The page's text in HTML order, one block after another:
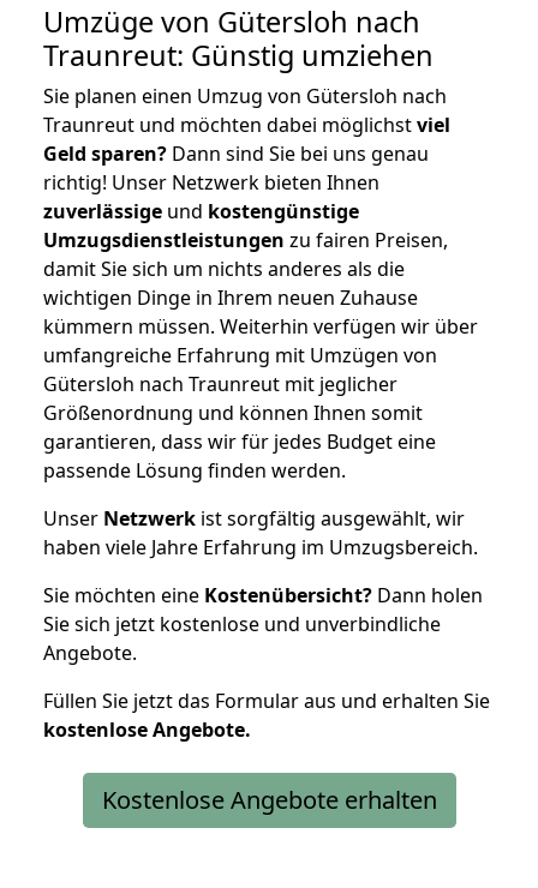
Umzüge von Gütersloh nach
Traunreut: Günstig umziehen
Sie planen einen Umzug von Gütersloh nach
Traunreut und möchten dabei möglichstviel
Geld sparen? Dann sind Sie bei uns genau
richtig! Unser Netzwerk bieten Ihnen
zuverlässige und kostengünstige
Umzugsdienstleistungen zu fairen Preisen,
damit Sie sich um nichts anderes als die
wichtigen Dinge in Ihrem neuen Zuhause
kümmern müssen. Weiterhin verfügen wir über
umfangreiche Erfahrung mit Umzügen von
Gütersloh nach Traunreut mit jeglicher
Größenordnung und können Ihnen somit
garantieren, dass wir für jedes Budget eine
passende Lösung finden werden.
Unser Netzwerk ist sorgfältig ausgewählt, wir
haben viele Jahre Erfahrung im Umzugsbereich.
Sie möchten eine Kostenübersicht? Dann holen
Sie sich jetzt kostenlose und unverbindliche
Angebote.
Füllen Sie jetzt das Formular aus und erhalten Sie
kostenloseAngebote.
Kostenlose Angebote erhalten